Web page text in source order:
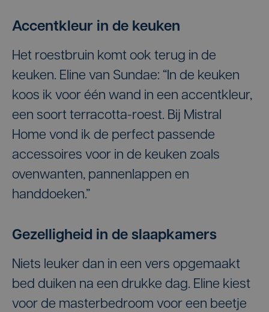
Accentkleur in de keuken
Het roestbruin komt ook terug in de
keuken. Eline van Sundae: “In de keuken
koos ik voor één wand in een accentkleur,
een soort terracotta-roest. Bij Mistral
Home vond ik de perfect passende
accessoires voor in de keuken zoals
ovenwanten, pannenlappen en
handdoeken.”
Gezelligheid in de slaapkamers
Niets leuker dan in een vers opgemaakt
bed duiken na een drukke dag. Eline kiest
voor de masterbedroom voor een beetje